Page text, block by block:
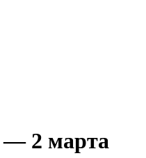
— 2 марта